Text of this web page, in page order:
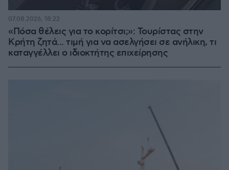
«Πόσα θέλεις για το κορίτσι;»: Τουρίστας στην
Κρήτη ζητά... τιμή για να ασελγήσει σε ανήλικη, τι
καταγγέλλει ο ιδιοκτήτης επιχείρησης
07.08.2026, 18:22